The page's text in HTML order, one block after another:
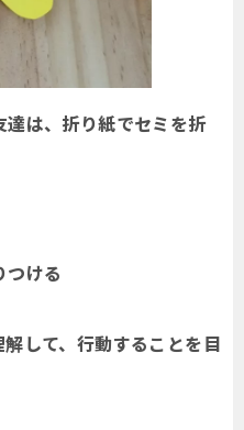
は、折り紙でセミを折
つける
して、行動することを目